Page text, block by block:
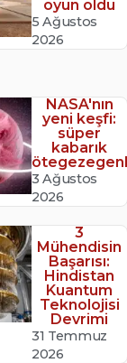
oyun oldu
5 Ağustos
2026
NASA'nın
yeni keşfi:
süper
kabarık
3 Ağustos
2026
3
Mühendisin
Başarısı:
Hindistan
Kuantum
Teknolojisi
Devrimi
31 Temmuz
2026